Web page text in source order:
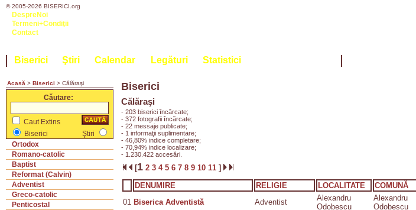
© 2005-2026 BISERICI.org
DespreNoi
Termeni+Condiţii
Contact
Biserici Ştiri Calendar Legături Statistici
Acasă > Biserici > Călăraşi
Căutare:
Caut Extins
Biserici
Ştiri
Ortodox
Romano-catolic
Baptist
Reformat (Calvin)
Adventist
Greco-catolic
Penticostal
Biserici
Călăraşi
- 203 biserici încărcate;
- 372 fotografii încărcate;
- 22 messaje publicate;
- 1 informaţii suplimentare;
- 46,80% indice completare;
- 70,94% indice localizare;
- 1.230.422 accesări.
[1 2 3 4 5 6 7 8 9 10 11 ]
DENUMIRE
RELIGIE LOCALITATE COMUNĂ
01 Biserica Adventistă Adventist
Alexandru
Odobescu
Alexandru
Odobescu